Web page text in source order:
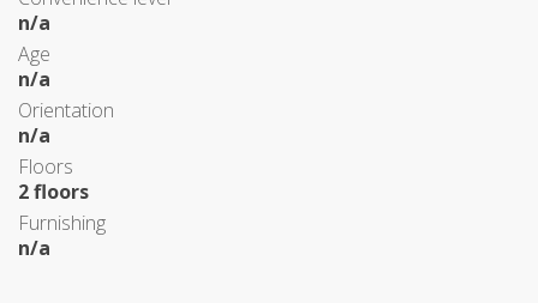
n/a
Age
n/a
Orientation
n/a
Floors
2 floors
Furnishing
n/a